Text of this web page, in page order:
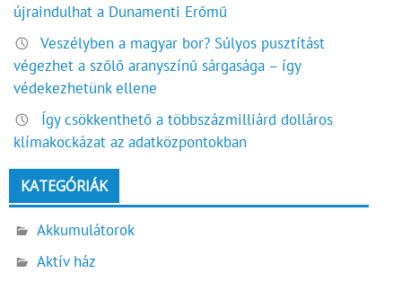
újraindulhat a Dunamenti Erőmű
Veszélyben a magyar bor? Súlyos pusztítást
végezhet a szőlő aranyszínű sárgasága – így
védekezhetünk ellene
Így csökkenthető a többszázmilliárd dolláros
klímakockázat az adatközpontokban
KATEGÓRIÁK
Akkumulátorok
Aktív ház